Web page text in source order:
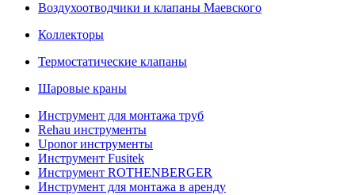
Воздухоотводчики и клапаны Маевского
Коллекторы
Термостатические клапаны
Шаровые краны
Инструмент для монтажа труб
Rehau инструменты
Uponor инструменты
Инструмент Fusitek
Инструмент ROTHENBERGER
Инструмент для монтажа в аренду